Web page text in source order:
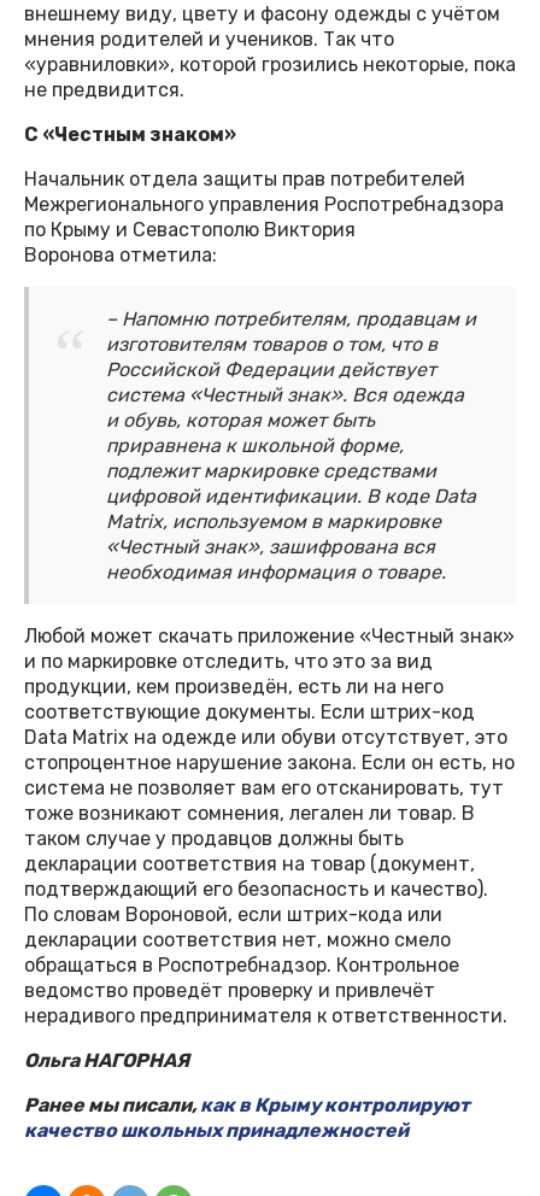
внешнему виду, цвету и фасону одежды с учётом
мнения родителей и учеников. Так что
«уравниловки», которой грозились некоторые, пока
не предвидится.
С «Честным знаком»
Начальник отдела защиты прав потребителей
Межрегионального управления Роспотребнадзора
по Крыму и Севастополю Виктория
Воронова отметила:
– Напомню потребителям, продавцам и
изготовителям товаров о том, что в
Российской Федерации действует
система «Честный знак». Вся одежда
и обувь, которая может быть
приравнена к школьной форме,
подлежит маркировке средствами
цифровой идентификации. В коде Data
Matrix, используемом в маркировке
«Честный знак», зашифрована вся
необходимая информация о товаре.
Любой может скачать приложение «Честный знак»
и по маркировке отследить, что это за вид
продукции, кем произведён, есть ли на него
соответствующие документы. Если штрих-код
Data Matrix на одежде или обуви отсутствует, это
стопроцентное нарушение закона. Если он есть, но
система не позволяет вам его отсканировать, тут
тоже возникают сомнения, легален ли товар. В
таком случае у продавцов должны быть
декларации соответствия на товар (документ,
подтверждающий его безопасность и качество).
По словам Вороновой, если штрих-кода или
декларации соответствия нет, можно смело
обращаться в Роспотребнадзор. Контрольное
ведомство проведёт проверку и привлечёт
нерадивого предпринимателя к ответственности.
Ольга НАГОРНАЯ
Ранее мы писали,как в Крыму контролируют
качество школьных принадлежностей